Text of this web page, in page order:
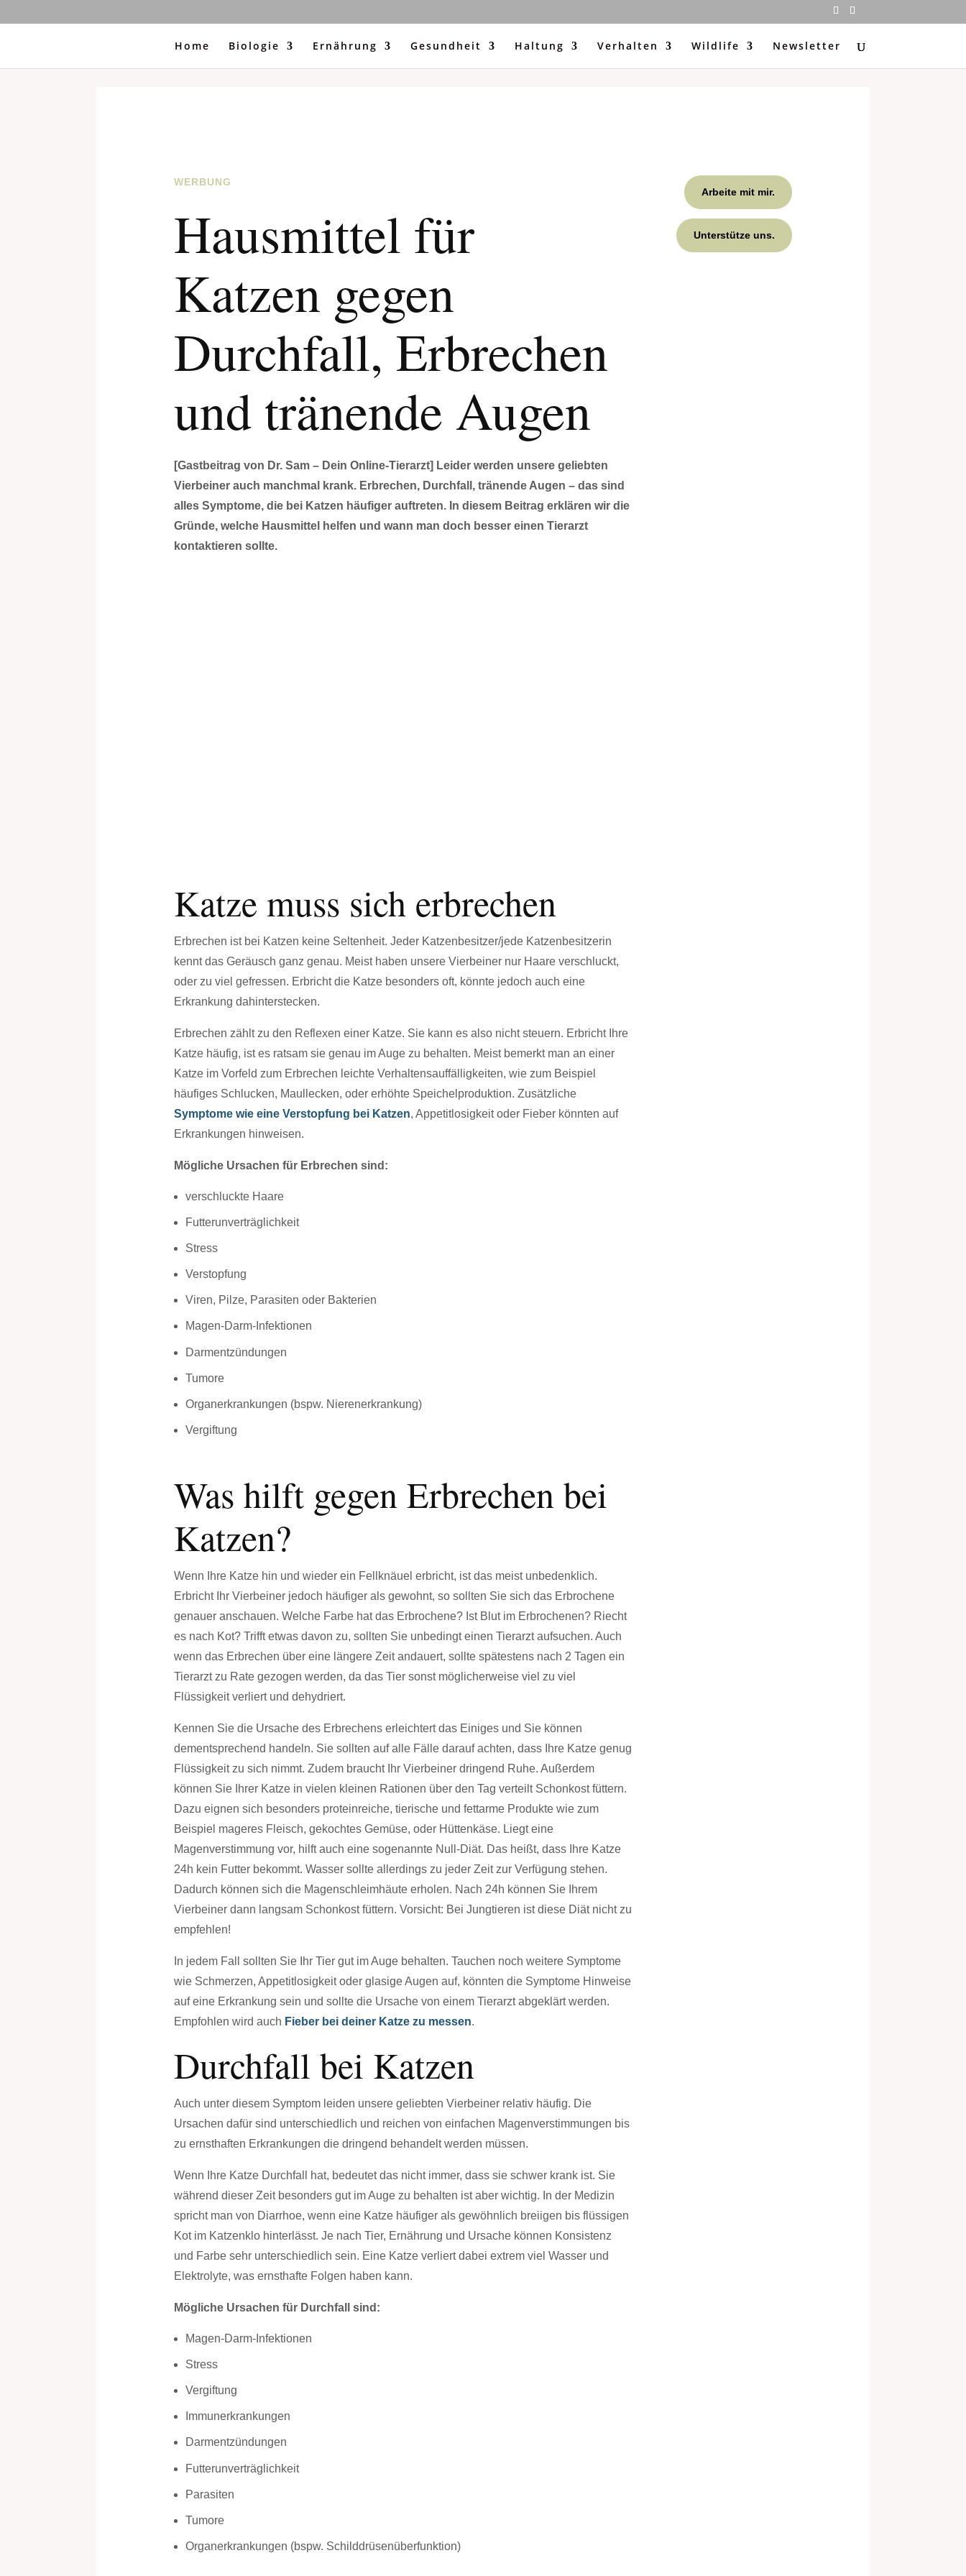
Home Biologie Ernährung Gesundheit Haltung Verhalten Wildlife Newsletter
WERBUNG
Hausmittel für
Katzen gegen
Durchfall, Erbrechen
und tränende Augen
[Gastbeitrag von Dr. Sam – Dein Online-Tierarzt] Leider werden unsere geliebten
Vierbeiner auch manchmal krank. Erbrechen, Durchfall, tränende Augen – das sind
alles Symptome, die bei Katzen häufiger auftreten. In diesem Beitrag erklären wir die
Gründe, welche Hausmittel helfen und wann man doch besser einen Tierarzt
kontaktieren sollte.
Katze muss sich erbrechen
Erbrechen ist bei Katzen keine Seltenheit. Jeder Katzenbesitzer/jede Katzenbesitzerin
kennt das Geräusch ganz genau. Meist haben unsere Vierbeiner nur Haare verschluckt,
oder zu viel gefressen. Erbricht die Katze besonders oft, könnte jedoch auch eine
Erkrankung dahinterstecken.
Erbrechen zählt zu den Reflexen einer Katze. Sie kann es also nicht steuern. Erbricht Ihre
Katze häufig, ist es ratsam sie genau im Auge zu behalten. Meist bemerkt man an einer
Katze im Vorfeld zum Erbrechen leichte Verhaltensauffälligkeiten, wie zum Beispiel
häufiges Schlucken, Maullecken, oder erhöhte Speichelproduktion. Zusätzliche
Symptome wie eine Verstopfung bei Katzen, Appetitlosigkeit oder Fieber könnten auf
Erkrankungen hinweisen.
Mögliche Ursachen für Erbrechen sind:
verschluckte Haare
Futterunverträglichkeit
Stress
Verstopfung
Viren, Pilze, Parasiten oder Bakterien
Magen-Darm-Infektionen
Darmentzündungen
Tumore
Organerkrankungen (bspw. Nierenerkrankung)
Vergiftung
Was hilft gegen Erbrechen bei
Katzen?
Wenn Ihre Katze hin und wieder ein Fellknäuel erbricht, ist das meist unbedenklich.
Erbricht Ihr Vierbeiner jedoch häufiger als gewohnt, so sollten Sie sich das Erbrochene
genauer anschauen. Welche Farbe hat das Erbrochene? Ist Blut im Erbrochenen? Riecht
es nach Kot? Trifft etwas davon zu, sollten Sie unbedingt einen Tierarzt aufsuchen. Auch
wenn das Erbrechen über eine längere Zeit andauert, sollte spätestens nach 2 Tagen ein
Tierarzt zu Rate gezogen werden, da das Tier sonst möglicherweise viel zu viel
Flüssigkeit verliert und dehydriert.
Kennen Sie die Ursache des Erbrechens erleichtert das Einiges und Sie können
dementsprechend handeln. Sie sollten auf alle Fälle darauf achten, dass Ihre Katze genug
Flüssigkeit zu sich nimmt. Zudem braucht Ihr Vierbeiner dringend Ruhe. Außerdem
können Sie Ihrer Katze in vielen kleinen Rationen über den Tag verteilt Schonkost füttern.
Dazu eignen sich besonders proteinreiche, tierische und fettarme Produkte wie zum
Beispiel mageres Fleisch, gekochtes Gemüse, oder Hüttenkäse. Liegt eine
Magenverstimmung vor, hilft auch eine sogenannte Null-Diät. Das heißt, dass Ihre Katze
24h kein Futter bekommt. Wasser sollte allerdings zu jeder Zeit zur Verfügung stehen.
Dadurch können sich die Magenschleimhäute erholen. Nach 24h können Sie Ihrem
Vierbeiner dann langsam Schonkost füttern. Vorsicht: Bei Jungtieren ist diese Diät nicht zu
empfehlen!
In jedem Fall sollten Sie Ihr Tier gut im Auge behalten. Tauchen noch weitere Symptome
wie Schmerzen, Appetitlosigkeit oder glasige Augen auf, könnten die Symptome Hinweise
auf eine Erkrankung sein und sollte die Ursache von einem Tierarzt abgeklärt werden.
Empfohlen wird auch Fieber bei deiner Katze zu messen.
Durchfall bei Katzen
Auch unter diesem Symptom leiden unsere geliebten Vierbeiner relativ häufig. Die
Ursachen dafür sind unterschiedlich und reichen von einfachen Magenverstimmungen bis
zu ernsthaften Erkrankungen die dringend behandelt werden müssen.
Wenn Ihre Katze Durchfall hat, bedeutet das nicht immer, dass sie schwer krank ist. Sie
während dieser Zeit besonders gut im Auge zu behalten ist aber wichtig. In der Medizin
spricht man von Diarrhoe, wenn eine Katze häufiger als gewöhnlich breiigen bis flüssigen
Kot im Katzenklo hinterlässt. Je nach Tier, Ernährung und Ursache können Konsistenz
und Farbe sehr unterschiedlich sein. Eine Katze verliert dabei extrem viel Wasser und
Elektrolyte, was ernsthafte Folgen haben kann.
Mögliche Ursachen für Durchfall sind:
Magen-Darm-Infektionen
Stress
Vergiftung
Immunerkrankungen
Darmentzündungen
Futterunverträglichkeit
Parasiten
Tumore
Organerkrankungen (bspw. Schilddrüsenüberfunktion)
Arbeite mit mir.
Unterstütze uns.